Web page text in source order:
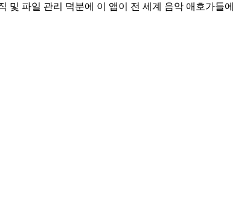
및 파일 관리 덕분에 이 앱이 전 세계 음악 애호가들에